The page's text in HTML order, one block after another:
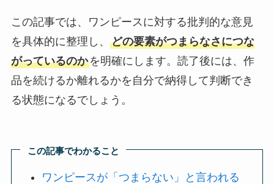
この記事では、ワンピースに対する批判的な意見
を具体的に整理し、 どの要素がつまらなさにつな
がっているのかを明確にします。読了後には、作
品を続けるか離れるかを自分で納得して判断でき
る状態になるでしょう。
この記事でわかること
ワンピースが「つまらない」と言われる